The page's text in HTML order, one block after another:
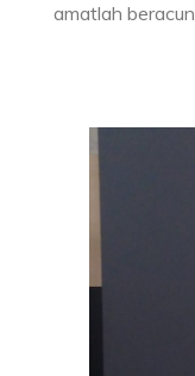
amatlah beracun.